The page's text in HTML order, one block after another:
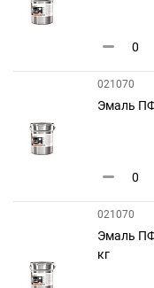
021070
Эмаль
021070
Эмаль
кг